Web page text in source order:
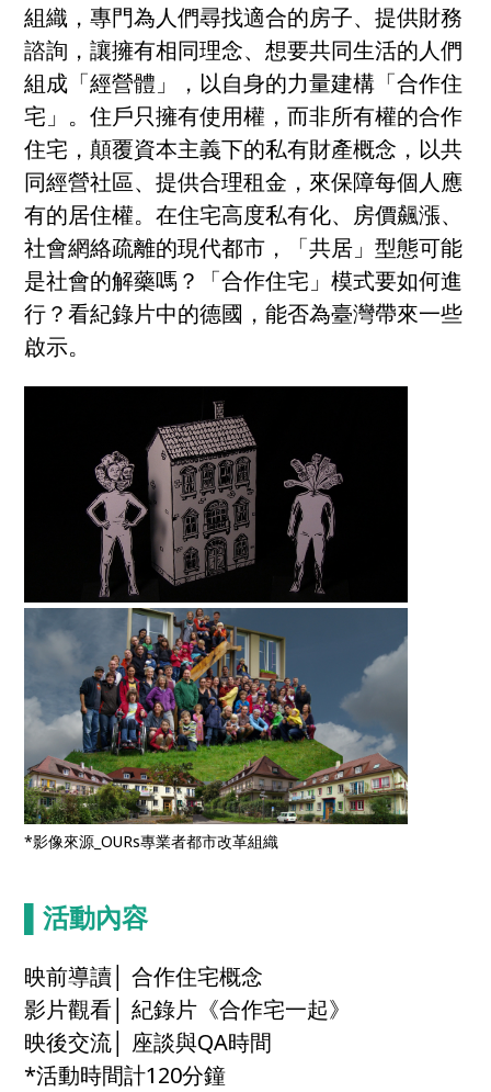
組織，專門為人們尋找適合的房子、提供財務
諮詢，讓擁有相同理念、想要共同生活的人們
組成「經營體」，以自身的力量建構「合作住
宅」。住戶只擁有使用權，而非所有權的合作
住宅，顛覆資本主義下的私有財產概念，以共
同經營社區、提供合理租金，來保障每個人應
有的居住權。在住宅高度私有化、房價飆漲、
社會網絡疏離的現代都市，「共居」型態可能
是社會的解藥嗎？「合作住宅」模式要如何進
行？看紀錄片中的德國，能否為臺灣帶來一些
啟示。
*影像來源_OURs專業者都市改革組織
▌活動內容
映前導讀│ 合作住宅概念
影片觀看│ 紀錄片《合作宅一起》
映後交流│ 座談與QA時間
*活動時間計120分鐘